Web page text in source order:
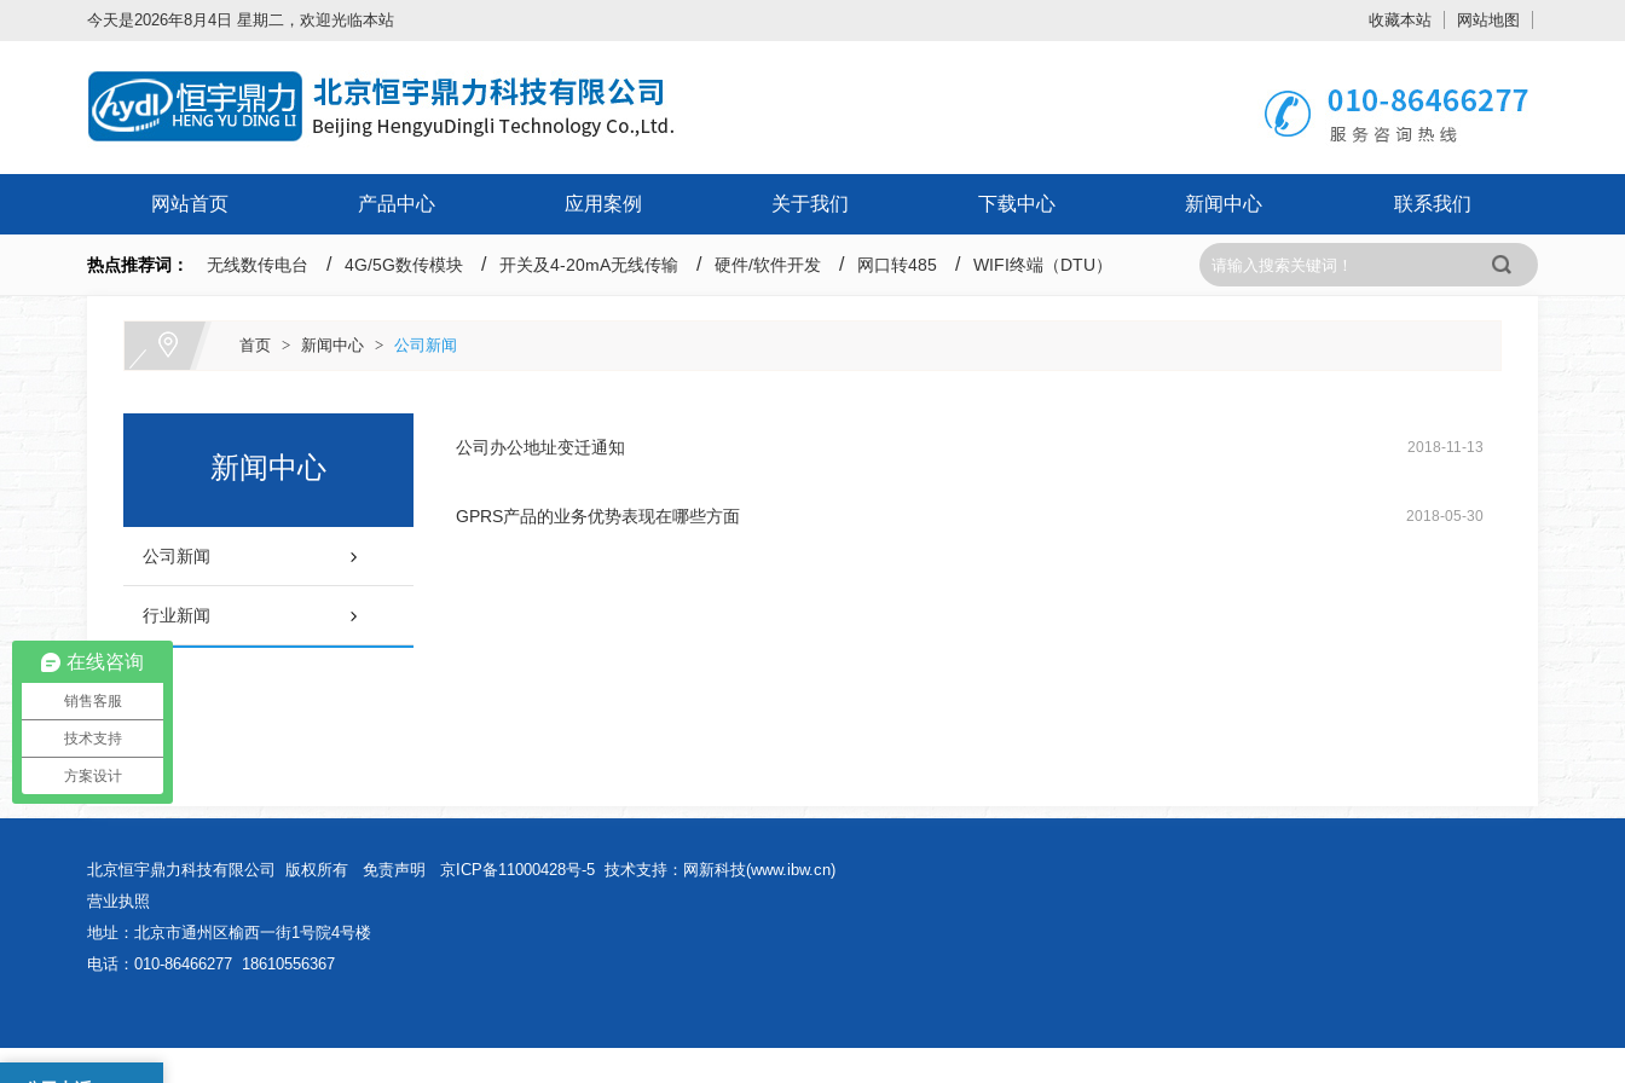
今天是2026年8月4日 星期二，欢迎光临本站 收藏本站 网站地图
浏览手机站
网站首页 产品中心 应用案例 关于我们 下载中心 新闻中心 联系我们
热点推荐词： 无线数传电台 4G/5G数传模块 开关及4-20mA无线传输 硬件/软件开发 网口转485 WIFI终端（DTU）
首页 > 新闻中心 > 公司新闻
新闻中心
公司新闻
行业新闻
2018-11-13
公司办公地址变迁通知
2018-05-30
GPRS产品的业务优势表现在哪些方面
北京恒宇鼎力科技有限公司 版权所有 免责声明 京ICP备11000428号-5 技术支持 ： 网新科技(www.ibw.cn)
营业执照
地址：北京市通州区榆西一街1号院4号楼
电话： 010-86466277 18610556367
在线咨询
销售客服
技术支持
方案设计